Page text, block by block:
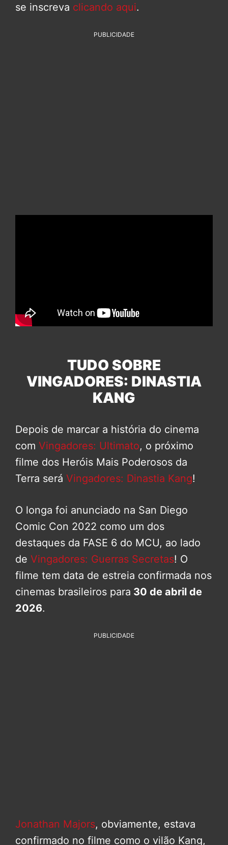
se inscreva clicando aqui.
PUBLICIDADE
TUDO SOBRE
VINGADORES: DINASTIA
KANG
Depois de marcar a história do cinema
com Vingadores: Ultimato, o próximo
filme dos Heróis Mais Poderosos da
Terra será Vingadores: Dinastia Kang!
O longa foi anunciado na San Diego
Comic Con 2022 como um dos
destaques da FASE 6 do MCU, ao lado
de Vingadores: Guerras Secretas! O
filme tem data de estreia confirmada nos
cinemas brasileiros para 30 de abril de
2026.
PUBLICIDADE
Jonathan Majors, obviamente, estava
confirmado no filme como o vilão Kang,